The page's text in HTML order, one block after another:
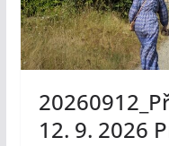
12. 9. 2026